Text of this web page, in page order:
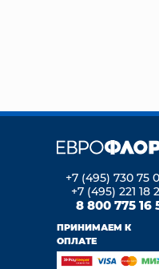
+7 (495) 730 75
+7 (495) 221 18
8 800 775 16
ПРИНИМАЕМ К
ОПЛАТЕ